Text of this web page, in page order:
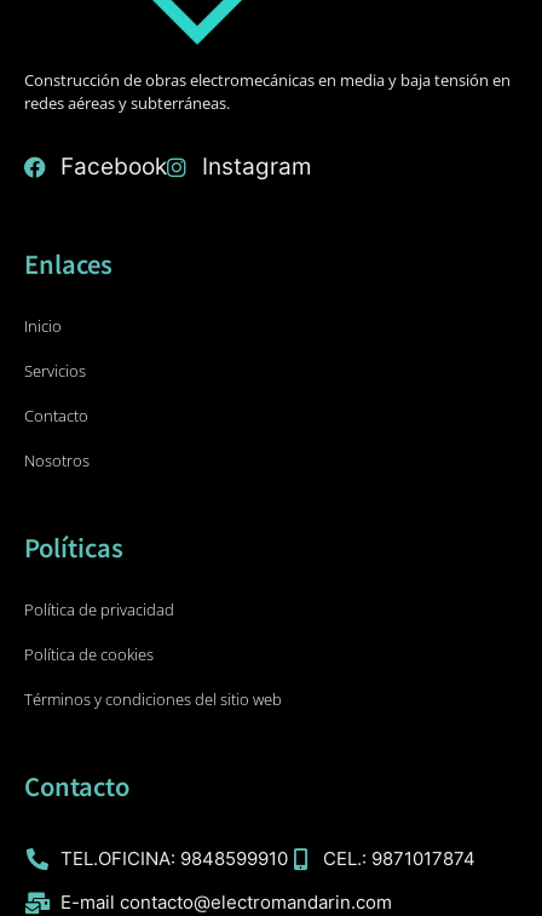
Construcción de obras electromecánicas en media y baja tensión en
redes aéreas y subterráneas.
Facebook Instagram
Enlaces
Inicio
Servicios
Contacto
Nosotros
Políticas
Política de privacidad
Política de cookies
Términos y condiciones del sitio web
Contacto
TEL.OFICINA: 9848599910
CEL.: 9871017874
E-mail contacto@electromandarin.com